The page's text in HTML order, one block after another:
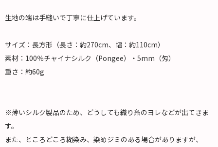
生地の端は手縫いで丁寧に仕上げています。
サイズ：長方形（長さ：約270cm、幅：約110cm）
素材：100％チャイナシルク（Pongee）・5mm（匁）
重さ：約60g
※薄いシルク製品のため、どうしても織り糸のヨレなどが出てきま
す。
また、ところどころ糊染み、染めジミのある場合がありますが、